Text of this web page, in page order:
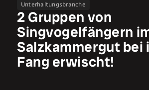
Unterhaltungsbranche
2 Gruppen von
Singvogelfängern
Salzkammergut bei
Fang erwischt!